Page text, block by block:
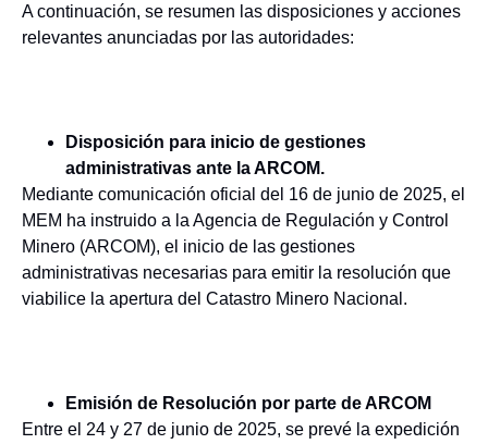
A continuación, se resumen las disposiciones y acciones
relevantes anunciadas por las autoridades:
Disposición para inicio de gestiones
administrativas ante la ARCOM.
Mediante comunicación oficial del 16 de junio de 2025, el
MEM ha instruido a la Agencia de Regulación y Control
Minero (ARCOM), el inicio de las gestiones
administrativas necesarias para emitir la resolución que
viabilice la apertura del Catastro Minero Nacional.
Emisión de Resolución por parte de ARCOM
Entre el 24 y 27 de junio de 2025, se prevé la expedición